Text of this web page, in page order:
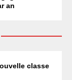
an
classe